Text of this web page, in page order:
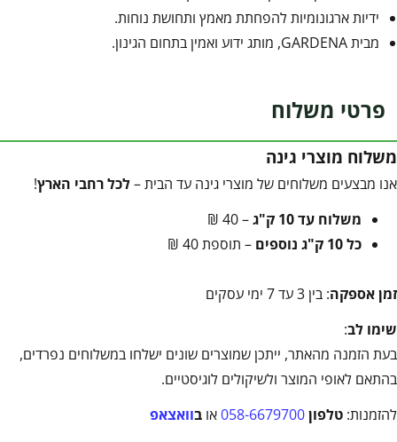
ידיות ארגונומיות להפחתת מאמץ ותחושת נוחות.
מבית GARDENA, מותג ידוע ואמין בתחום הגינון.
פרטי משלוח
משלוח מוצרי גינה
אנו מבצעים משלוחים של מוצרי גינה עד הבית –לכל רחבי הארץ!
משלוח עד 10 ק"ג
– 40 ₪
כל 10 ק"ג נוספים
– תוספת 40 ₪
זמן אספקה: בין 3 עד 7 ימי עסקים
שימו לב:
בעת הזמנה מהאתר, ייתכן שמוצרים שונים ישלחו במשלוחים נפרדים,
בהתאם לאופי המוצר ולשיקולים לוגיסטיים.
להזמנות: טלפון058-6679700או בוואצאפ